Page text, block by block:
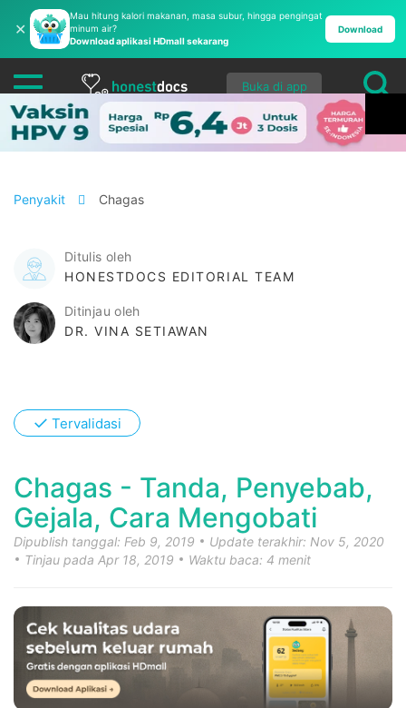
✕
Mau hitung kalori makanan, masa subur, hingga pengingat
minum air?
Download aplikasi HDmall sekarang
Download
Buka di app
Penyakit Chagas
Ditulis oleh
HONESTDOCS EDITORIAL TEAM
Ditinjau oleh
DR. VINA SETIAWAN
✓ Tervalidasi
Chagas - Tanda, Penyebab,
Gejala, Cara Mengobati
Dipublish tanggal: Feb 9, 2019
Update terakhir: Nov 5, 2020
Tinjau pada Apr 18, 2019
Waktu baca: 4 menit